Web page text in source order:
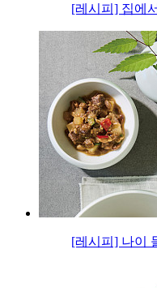
[레시피] 집에
[레시피] 나이